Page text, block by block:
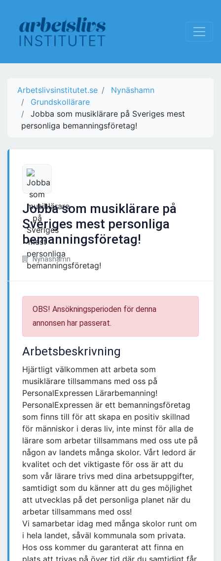
Arbetslivsinstitutet.se
Nynäshamn
Grundskollärare
Jobba som musiklärare på Sveriges mest
personliga bemanningsföretag!
Jobba som musiklärare på
Sveriges mest personliga
bemanningsföretag!
Nynäshamn
OBS! Ansökningsperioden för denna
annonsen har passerat.
Arbetsbeskrivning
Hjärtligt välkommen att arbeta som
musiklärare tillsammans med oss på
PersonalExpressen Lärarbemanning!
PersonalExpressen är ett bemanningsföretag
som finns till för att skapa en positiv skillnad
för människor i deras liv, inte minst för alla de
lärare som arbetar tillsammans med oss ute på
någon av landets många skolor. Vårt ledord är
kvalitet och det viktigaste för oss är att du
som vår lärare trivs med dina arbetsuppgifter,
samtidigt som du känner att du ges möjlighet
att utvecklas på det personliga planet när du
arbetar tillsammans med oss!
Vi samarbetar idag med många skolor runt om
i hela landet, såväl kommunala som privata.
Hos oss kommer du garanterat att finna en